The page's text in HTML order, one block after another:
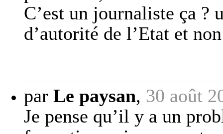
C’est un journaliste ça ?
d’autorité de l’Etat et
par Le paysan, 30 août
Je pense qu’il y a un